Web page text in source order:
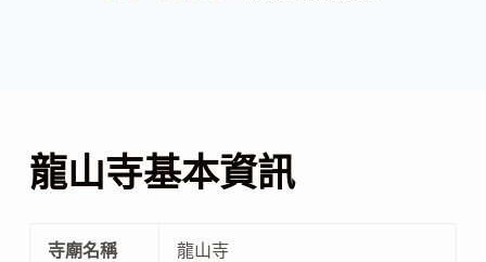
龍山寺基本資訊
寺廟名稱 龍山寺